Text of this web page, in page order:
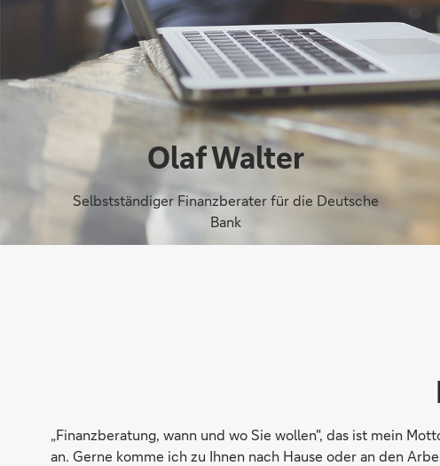
Olaf Walter
Selbstständiger Finanzberater für die Deutsche
Bank
„Finanzberatung, wann und wo Sie wollen", das ist mein
an. Gerne komme ich zu Ihnen nach Hause oder an den